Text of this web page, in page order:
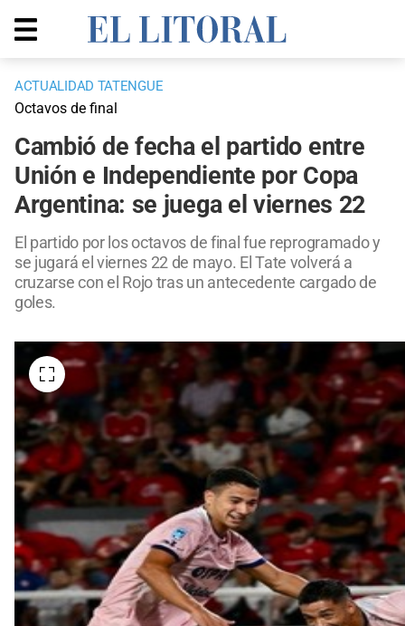
ACTUALIDAD TATENGUE
Octavos de final
Cambió de fecha el partido entre
Unión e Independiente por Copa
Argentina: se juega el viernes 22
El partido por los octavos de final fue reprogramado y
se jugará el viernes 22 de mayo. El Tate volverá a
cruzarse con el Rojo tras un antecedente cargado de
goles.